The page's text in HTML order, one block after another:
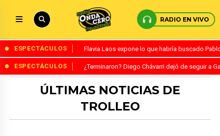
RADIO EN VIVO
ESPECTÁCULOS Flavia Laos expone lo que habría buscado
ESPECTÁCULOS ¿Terminaron? Diego Chávarri dejó de seguir a
ÚLTIMAS NOTICIAS DE
TROLLEO